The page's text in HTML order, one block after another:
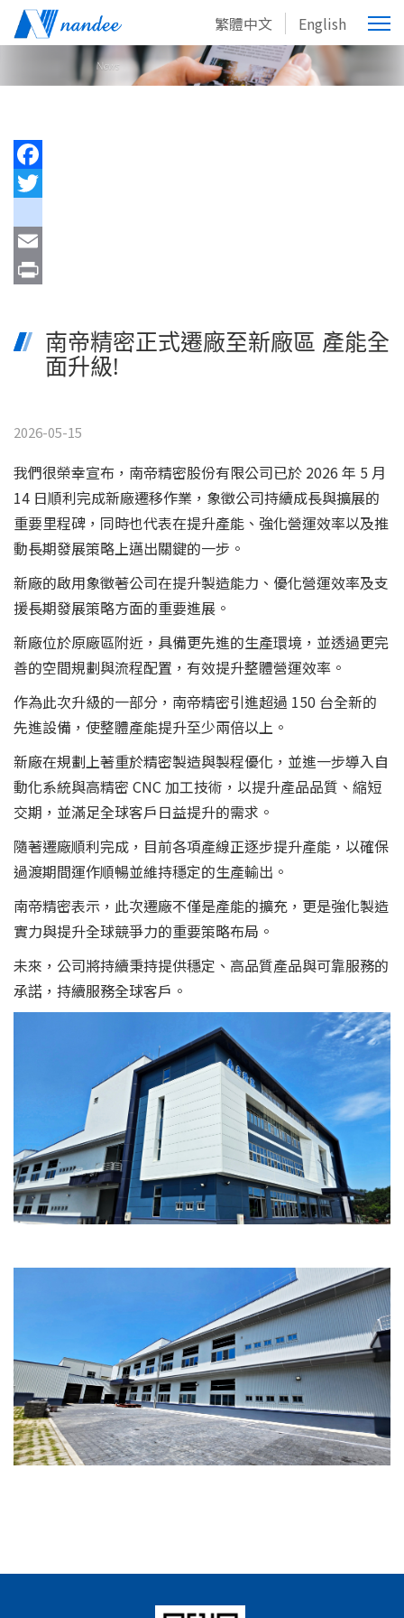
繁體中文 English
Facebook
youtube
Email
南帝精密正式遷廠至新廠區 產能全
面升級!
2026-05-15
我們很榮幸宣布，南帝精密股份有限公司已於 2026 年 5 月
14 日順利完成新廠遷移作業，象徵公司持續成長與擴展的
重要里程碑，同時也代表在提升產能、強化營運效率以及推
動長期發展策略上邁出關鍵的一步。
新廠的啟用象徵著公司在提升製造能力、優化營運效率及支
援長期發展策略方面的重要進展。
新廠位於原廠區附近，具備更先進的生產環境，並透過更完
善的空間規劃與流程配置，有效提升整體營運效率。
作為此次升級的一部分，南帝精密引進超過 150 台全新的
先進設備，使整體產能提升至少兩倍以上。
新廠在規劃上著重於精密製造與製程優化，並進一步導入自
動化系統與高精密 CNC 加工技術，以提升產品品質、縮短
交期，並滿足全球客戶日益提升的需求。
隨著遷廠順利完成，目前各項產線正逐步提升產能，以確保
過渡期間運作順暢並維持穩定的生產輸出。
南帝精密表示，此次遷廠不僅是產能的擴充，更是強化製造
實力與提升全球競爭力的重要策略布局。
未來，公司將持續秉持提供穩定、高品質產品與可靠服務的
承諾，持續服務全球客戶。